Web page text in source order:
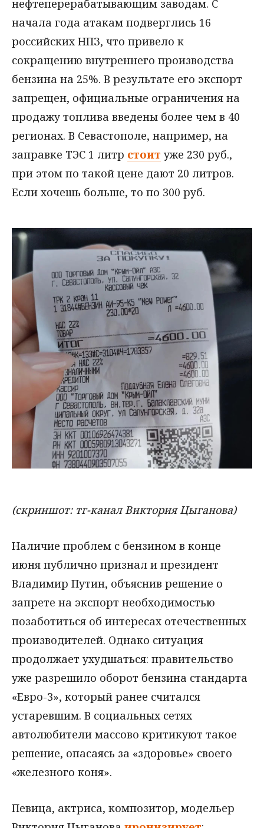
нефтеперерабатывающим заводам. С
начала года атакам подверглись 16
российских НПЗ, что привело к
сокращению внутреннего производства
бензина на 25%. В результате его экспорт
запрещен, официальные ограничения на
продажу топлива введены более чем в 40
регионах. В Севастополе, например, на
заправке ТЭС 1 литр стоит уже 230 руб.,
при этом по такой цене дают 20 литров.
Если хочешь больше, то по 300 руб.
(скриншот: тг-канал Виктория Цыганова)
Наличие проблем с бензином в конце
июня публично признал и президент
Владимир Путин, объяснив решение о
запрете на экспорт необходимостью
позаботиться об интересах отечественных
производителей. Однако ситуация
продолжает ухудшаться: правительство
уже разрешило оборот бензина стандарта
«Евро-3», который ранее считался
устаревшим. В социальных сетях
автолюбители массово критикуют такое
решение, опасаясь за «здоровье» своего
«железного коня».
Певица, актриса, композитор, модельер